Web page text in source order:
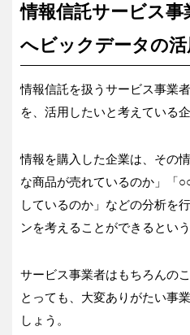
情報信託サービス
へビックデータの
情報信託を扱うサービス事業
を、活用したいと考えている
情報を購入した企業は、その
な商品が売れているのか」「
しているのか」などの分析を
ンを考えることができるという
サービス事業者はもちろんの
とっても、大変ありがたい事
しょう。